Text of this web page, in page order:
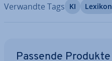
Verwandte Tags KI Lexikon
Passende Produkte